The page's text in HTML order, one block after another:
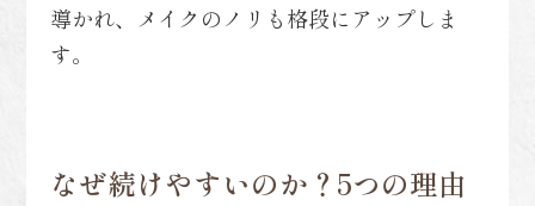
導かれ、メイクのノリも格段にアップしま
す。
なぜ続けやすいのか？5つの理由